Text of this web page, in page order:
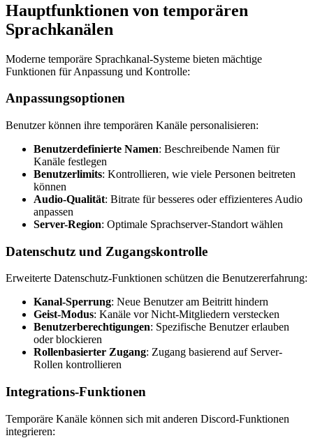
Hauptfunktionen von temporären
Sprachkanälen
Moderne temporäre Sprachkanal-Systeme bieten mächtige
Funktionen für Anpassung und Kontrolle:
Anpassungsoptionen
Benutzer können ihre temporären Kanäle personalisieren:
Benutzerdefinierte Namen: Beschreibende Namen für
Kanäle festlegen
Benutzerlimits: Kontrollieren, wie viele Personen beitreten
können
Audio-Qualität: Bitrate für besseres oder effizienteres Audio
anpassen
Server-Region: Optimale Sprachserver-Standort wählen
Datenschutz und Zugangskontrolle
Erweiterte Datenschutz-Funktionen schützen die Benutzererfahrung:
Kanal-Sperrung: Neue Benutzer am Beitritt hindern
Geist-Modus: Kanäle vor Nicht-Mitgliedern verstecken
Benutzerberechtigungen: Spezifische Benutzer erlauben
oder blockieren
Rollenbasierter Zugang: Zugang basierend auf Server-
Rollen kontrollieren
Integrations-Funktionen
Temporäre Kanäle können sich mit anderen Discord-Funktionen
integrieren: